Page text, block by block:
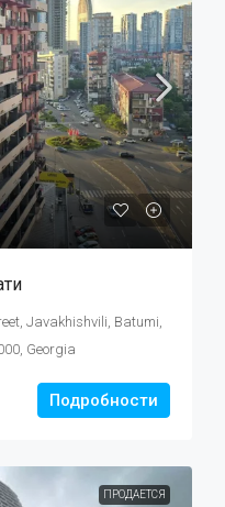
Javakhishvili, Batumi,
Georgia
Подробности
ПРОДАЕТСЯ